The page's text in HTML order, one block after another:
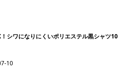
シワになりにくいポリエステル黒シャツ10
10